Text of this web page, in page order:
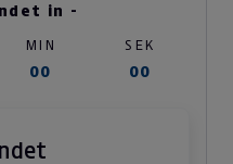
in -
MIN SEK
00 00